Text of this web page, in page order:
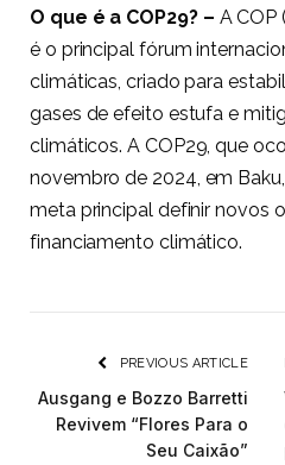
O que é a COP29? – A COP
é o principal fórum
climáticas, criado para
gases de efeito estufa e
climáticos. A COP29, que
novembro de 2024, em
meta principal definir novos
financiamento climático.
PREVIOUS ARTICLE
Ausgang e Bozzo Barretti
Revivem “Flores Para o
Seu Caixão”